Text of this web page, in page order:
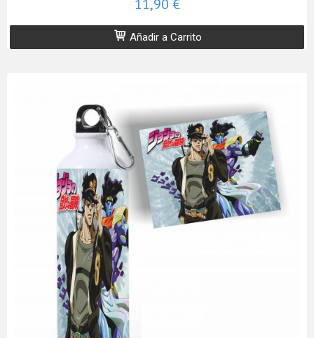
11,90 €
Añadir a Carrito